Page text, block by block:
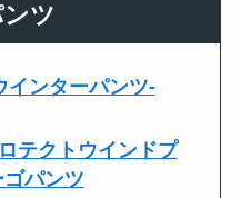
ンツ
インターパンツ-
テクトウインドプ
パンツ